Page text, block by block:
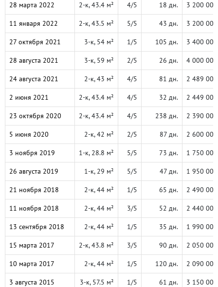
28 марта 2022 2-к, 43.4 м² 4/5 18 дн. 3 200 000
11 января 2022 2-к, 43.5 м² 5/5 43 дн. 3 200 000
27 октября 2021 3-к, 54 м² 1/5 105 дн. 3 400 000
28 августа 2021 3-к, 59 м² 2/5 26 дн. 4 000 000
24 августа 2021 2-к, 43 м² 4/5 81 дн. 2 489 000
2 июня 2021 2-к, 43.4 м² 4/5 32 дн. 2 449 000
23 октября 2020 2-к, 43.4 м² 4/5 238 дн. 2 390 000
5 июня 2020 2-к, 42 м² 2/5 87 дн. 2 600 000
3 ноября 2019 1-к, 28.8 м² 5/5 73 дн. 1 750 000
26 августа 2019 1-к, 29 м² 5/5 47 дн. 1 950 000
21 ноября 2018 2-к, 44 м² 1/5 65 дн. 2 490 000
11 ноября 2018 2-к, 44 м² 3/5 52 дн. 2 440 000
13 сентября 2018 2-к, 44 м² 1/5 35 дн. 1 990 000
15 марта 2017 2-к, 43.8 м² 3/5 90 дн. 2 050 000
10 марта 2017 2-к, 44 м² 1/5 120 дн. 2 090 000
3 августа 2015 3-к, 57.5 м² 1/5 61 дн. 3 150 000